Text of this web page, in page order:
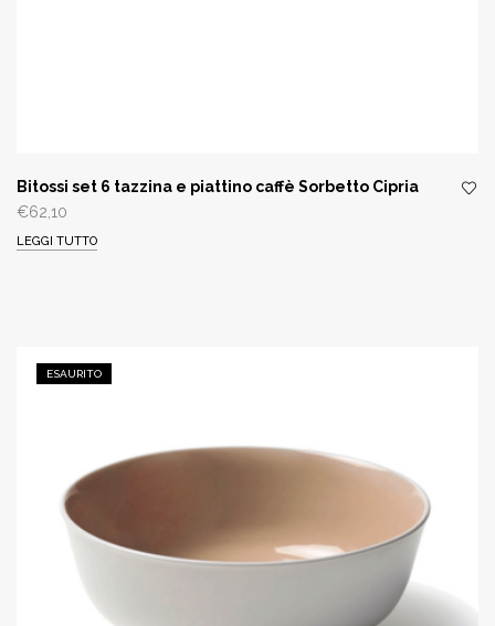
Bitossi set 6 tazzina e piattino caffè Sorbetto Cipria
€62,10
LEGGI TUTTO
ESAURITO